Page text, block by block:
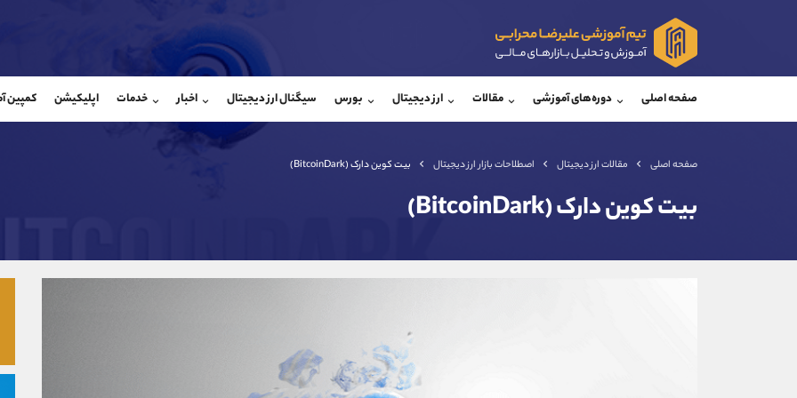
صفحه اصلی دوره‌های آموزشی مقالات ارز دیجیتال بورس سیگنال ارز دیجیتال اخبار خدمات اپلیکیشن کمپین
صفحه اصلی مقالات ارز دیجیتال اصطلاحات بازار ارز دیجیتال بیت کوین دارک (BitcoinDark)
بیت کوین دارک (BitcoinDark)
@Armteam_admin_por
شروع گفتگو
@Armteam_admin_103
واتساپ